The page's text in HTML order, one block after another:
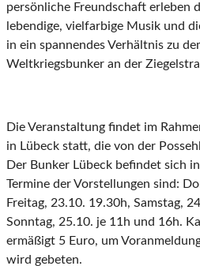
persönliche Freundschaft erleben
lebendige, vielfarbige Musik und
in ein spannendes Verhältnis zu
Weltkriegsbunker an der
Die Veranstaltung findet im
in Lübeck statt, die von der
Der Bunker Lübeck befindet sich
Termine der Vorstellungen sind:
Freitag, 23.10. 19.30h, Samstag,
Sonntag, 25.10. je 11h und 16h.
ermäßigt 5 Euro, um
wird gebeten.